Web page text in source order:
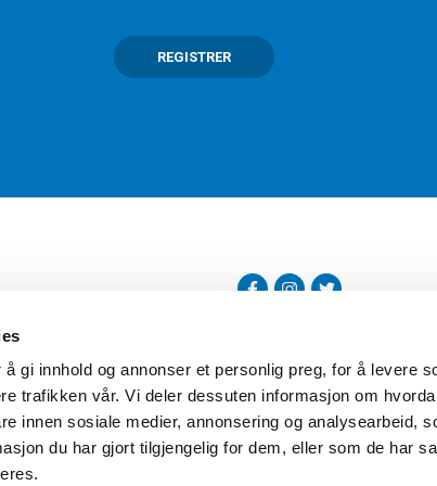
gi innhold og annonser et personlig preg, for å levere
trafikken vår. Vi deler dessuten informasjon om
innen sosiale medier, annonsering og analysearbeid,
du har gjort tilgjengelig for dem, eller som de har
REGISTRER
Torshov Sport har over 90 års
klubbhandel. Torshov Sport har
Drammen, Sandvika Storsenter